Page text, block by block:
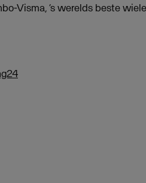
Visma, ‘s werelds beste